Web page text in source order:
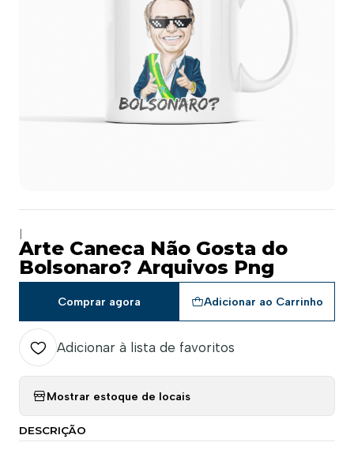
Arte Caneca Não Gosta do
Bolsonaro? Arquivos Png
Adicionar ao Carrinho
Comprar agora
Adicionar à lista de favoritos
Mostrar estoque de locais
DESCRIÇÃO